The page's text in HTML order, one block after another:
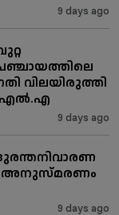
9 days ago
വിലയിരുത്തി
9 days ago
അനുസ്മരണം
9 days ago